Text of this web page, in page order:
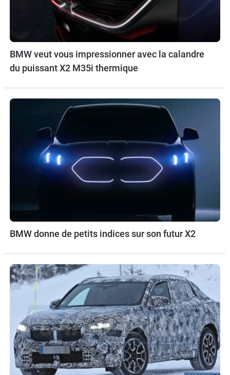
BMW veut vous impressionner avec la calandre
du puissant X2 M35i thermique
BMW donne de petits indices sur son futur X2